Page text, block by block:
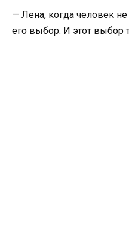
— Лена, когда человек
его выбор. И этот выбор